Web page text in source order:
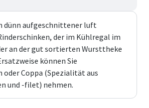
dünn aufgeschnittener luft
der im Kühlregal im
an der gut sortierten Wursttheke
können Sie
oder Coppa (Spezialität aus
und -filet) nehmen.